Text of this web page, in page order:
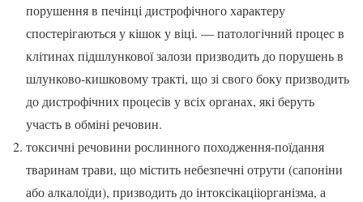
порушення в печінці дистрофічного характеру
спостерігаються у кішок у віці. — патологічний процес в
клітинах підшлункової залози призводить до порушень в
шлунково-кишковому тракті, що зі свого боку призводить
до дистрофічних процесів у всіх органах, які беруть
участь в обміні речовин.
токсичні речовини рослинного походження-поїдання
тваринам трави, що містить небезпечні отрути (сапоніни
або алкалоїди), призводить до інтоксікацііорганізма, а